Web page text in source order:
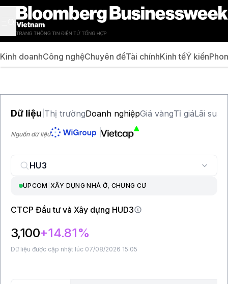
Kinh doanhCông nghệChuyên đềTài chínhKinh tếÝ kiến
Dữ liệu Thị trườngDoanh nghiệpGiá vàngTỉ giáLãi suất
Nguồn dữ liệu
UPCOM |XÂY DỰNG NHÀ Ở, CHUNG CƯ
CTCP Đầu tư và Xây dựng HUD3
3,100+14.81%
Dữ liệu được cập nhật lúc 07/08/2026 15:05